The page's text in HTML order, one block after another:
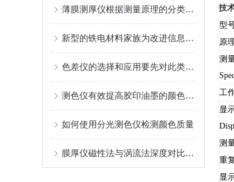
薄膜测厚仪根据测量原理的分类有哪些
新型的铁电材料家族为改进信息和能量存储成为可能
色差仪的选择和应用要先对此类仪器设备有一定的认识
测色仪有效提高胶印油墨的颜色质量和性能
如何使用分光测色仪检测颜色质量
膜厚仪磁性法与涡流法深度对比：基于基材特性的测量模式优选指南
技
型
原
测
工
显
测
重
显